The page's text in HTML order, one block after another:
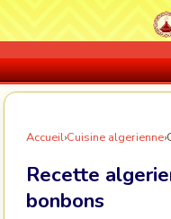
Accueil›Cuisine algerienne›
Recette
bonbons